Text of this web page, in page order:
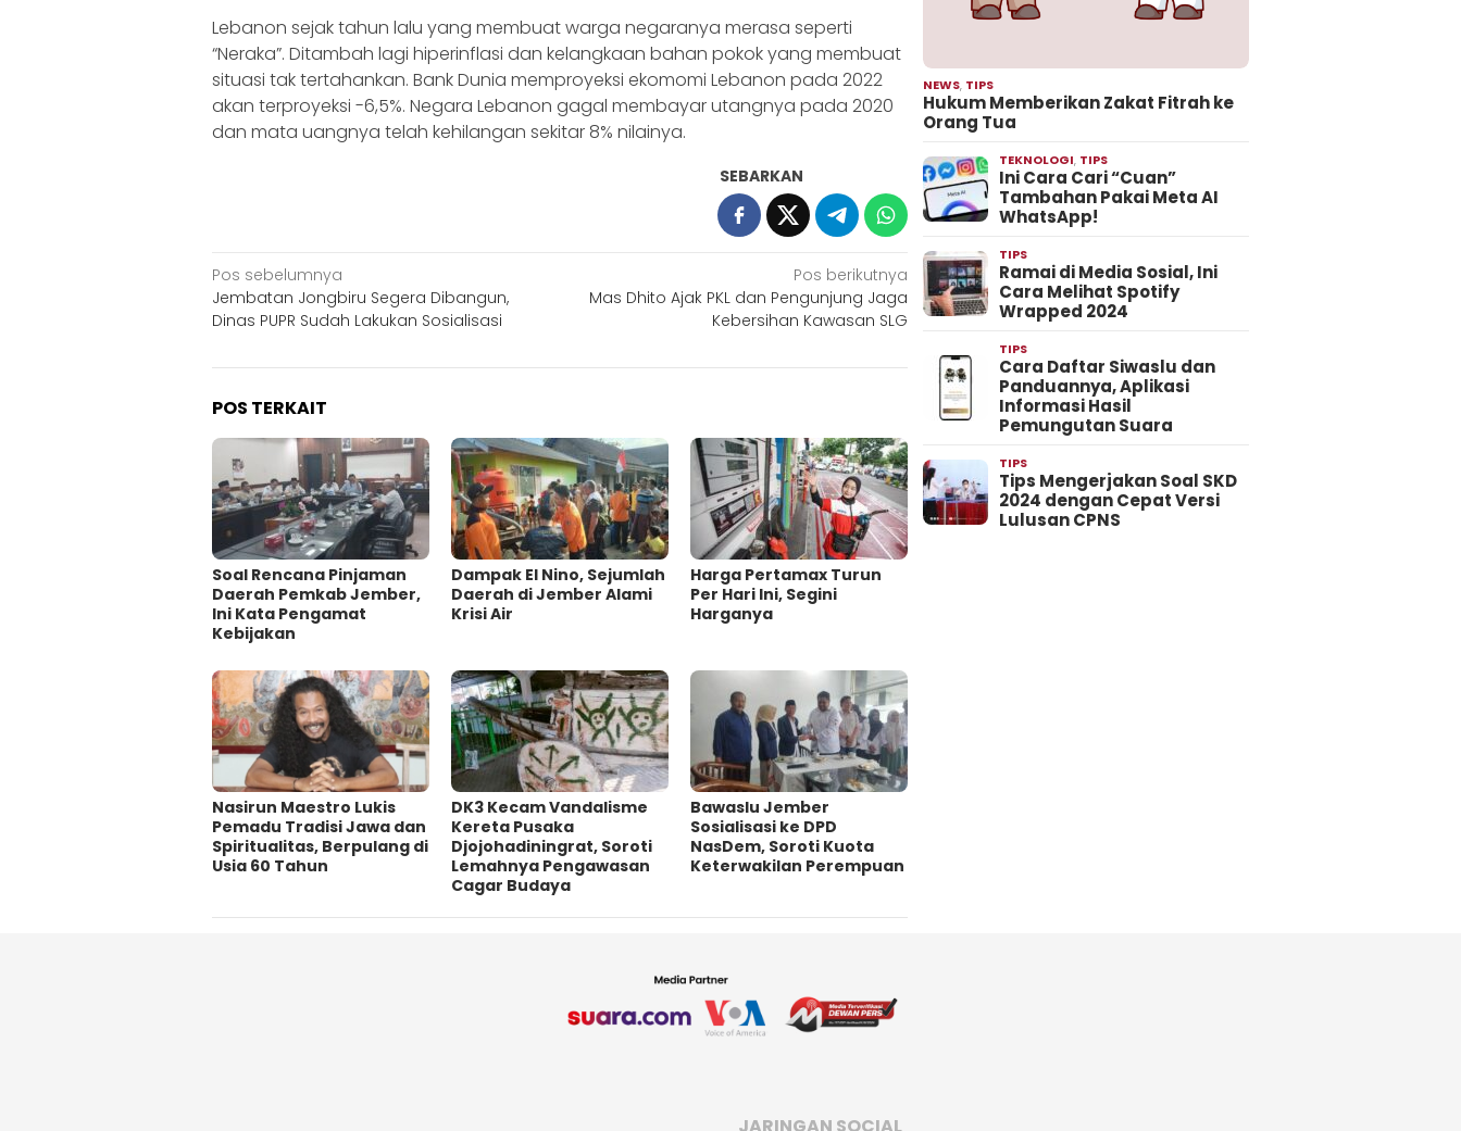
Lebanon sejak tahun lalu yang membuat warga negaranya merasa seperti
“Neraka”. Ditambah lagi hiperinflasi dan kelangkaan bahan pokok yang membuat
situasi tak tertahankan. Bank Dunia memproyeksi ekomomi Lebanon pada 2022
akan terproyeksi -6,5%. Negara Lebanon gagal membayar utangnya pada 2020
dan mata uangnya telah kehilangan sekitar 8% nilainya.
SEBARKAN
Navigasi
pos
Pos sebelumnya
Jembatan Jongbiru Segera Dibangun,
Dinas PUPR Sudah Lakukan Sosialisasi
Pos berikutnya
Mas Dhito Ajak PKL dan Pengunjung Jaga
Kebersihan Kawasan SLG
POS TERKAIT
‎Soal Rencana Pinjaman
Daerah Pemkab Jember,
Ini Kata Pengamat
Kebijakan ‎
Dampak El Nino, Sejumlah
Daerah di Jember Alami
Krisi Air
Harga Pertamax Turun
Per Hari Ini, Segini
Harganya
‎Nasirun Maestro Lukis
Pemadu Tradisi Jawa dan
Spiritualitas, Berpulang di
Usia 60 Tahun
DK3 Kecam Vandalisme
Kereta Pusaka
Djojohadiningrat, Soroti
Lemahnya Pengawasan
Cagar Budaya
Bawaslu Jember
Sosialisasi ke DPD
NasDem, Soroti Kuota
Keterwakilan Perempuan
NEWS, TIPS
Hukum Memberikan Zakat Fitrah ke
Orang Tua
TEKNOLOGI, TIPS
Ini Cara Cari “Cuan”
Tambahan Pakai Meta AI
WhatsApp!
TIPS
Ramai di Media Sosial, Ini
Cara Melihat Spotify
Wrapped 2024
TIPS
Cara Daftar Siwaslu dan
Panduannya, Aplikasi
Informasi Hasil
Pemungutan Suara
TIPS
Tips Mengerjakan Soal SKD
2024 dengan Cepat Versi
Lulusan CPNS